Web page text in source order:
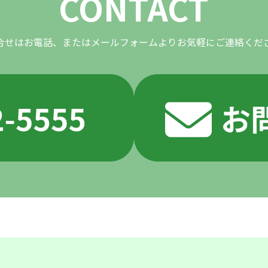
せはお電話、またはメールフォームよりお気軽にご連絡くだ